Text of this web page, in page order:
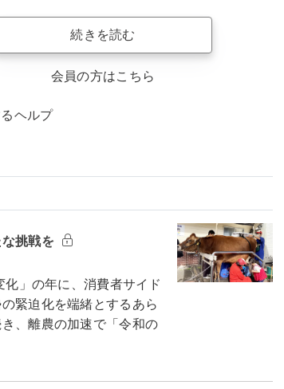
続きを読む
会員の方はこちら
ヘルプ
挑戦を
」の年に、消費者サイド
緊迫化を端緒とするあら
、離農の加速で「令和の